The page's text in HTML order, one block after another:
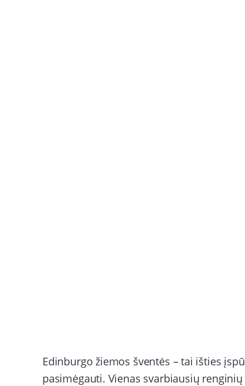
Edinburgo žiemos šventės – tai išties
pasimėgauti. Vienas svarbiausių